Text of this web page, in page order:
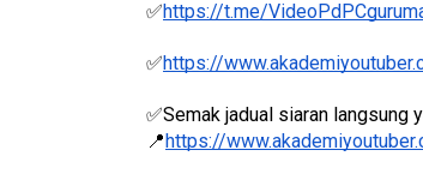
✅https://t.me/
✅https://
✅Semak jadual siaran langsung
📍 https://BICARA KORPORAT 3 :